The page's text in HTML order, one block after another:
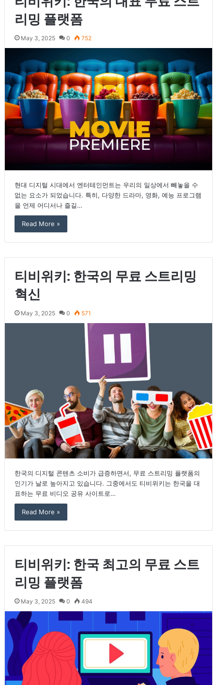
리밍 플랫폼
May 3, 2025 0 752
현대 디지털 시대에서 엔터테인먼트는 우리의 일상에서 빼놓을 수
없는 요소가 되었습니다. 특히, 다양한 드라마, 영화, 예능 프로그램
을 언제 어디서나 즐길…
Read More »
티비위키: 한국의 무료 스트리밍
혁신
May 3, 2025 0 571
한국의 디지털 콘텐츠 소비가 급증하면서, 무료 스트리밍 플랫폼의
인기가 날로 높아지고 있습니다. 그중에서도 티비위키는 한국을 대
표하는 무료 비디오 공유 사이트로…
Read More »
티비위키: 한국 최고의 무료 스트
리밍 플랫폼
May 3, 2025 0 494